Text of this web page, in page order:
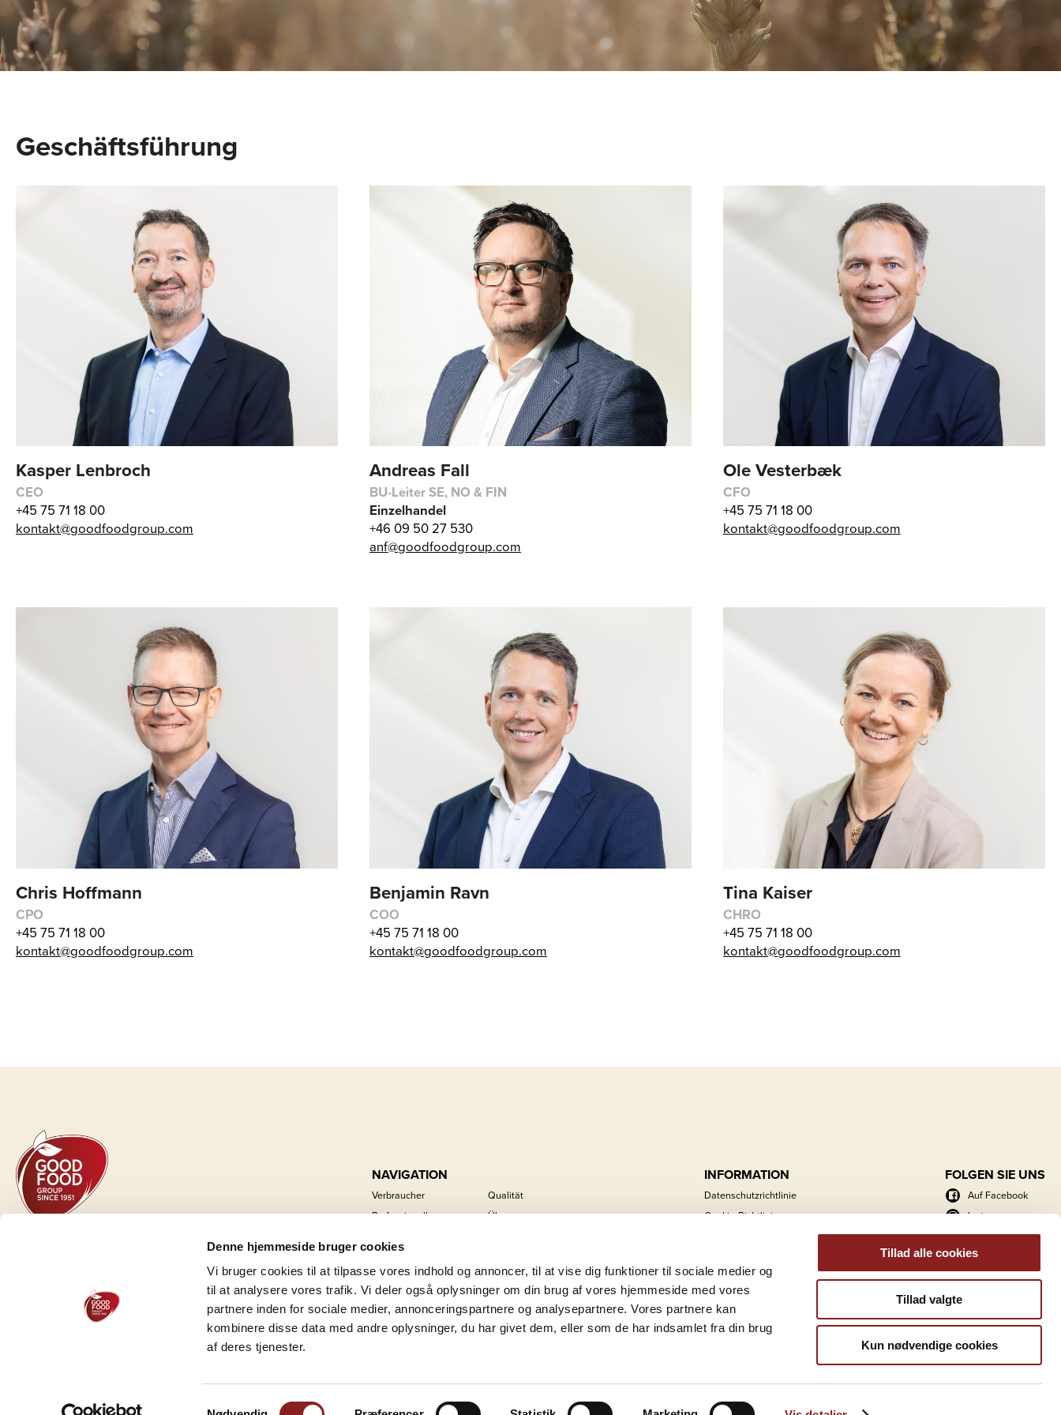
Denne hjemmeside bruger cookies
Vi bruger cookies til at tilpasse vores indhold og annoncer, til at vise dig funktioner til sociale medier og
til at analysere vores trafik. Vi deler også oplysninger om din brug af vores hjemmeside med vores
partnere inden for sociale medier, annonceringspartnere og analysepartnere. Vores partnere kan
kombinere disse data med andre oplysninger, du har givet dem, eller som de har indsamlet fra din brug
af deres tjenester.
Samtykkevalg
Tillad alle cookies
Tillad valgte
Kun nødvendige cookies
Geschäftsführung
Kasper Lenbroch
CEO
+45 75 71 18 00
kontakt@goodfoodgroup.com
Andreas Fall
BU-Leiter SE, NO & FIN
Einzelhandel
+46 09 50 27 530
anf@goodfoodgroup.com
Ole Vesterbæk
CFO
+45 75 71 18 00
kontakt@goodfoodgroup.com
Chris Hoffmann
CPO
+45 75 71 18 00
kontakt@goodfoodgroup.com
Benjamin Ravn
COO
+45 75 71 18 00
kontakt@goodfoodgroup.com
Tina Kaiser
CHRO
+45 75 71 18 00
kontakt@goodfoodgroup.com
GOOD FOOD GROUP HOLDING A/S
CVR-Nr.: 54664028
NAVIGATION
Verbraucher
Professionell
Nachrichten
Qualität
Über uns
Nachhaltigkeit
INFORMATION
Datenschutzrichtlinie
Cookie-Richtlinie
Foto- und Logoarchiv
FOLGEN SIE UNS
Auf Facebook
Instagram
LinkedIn